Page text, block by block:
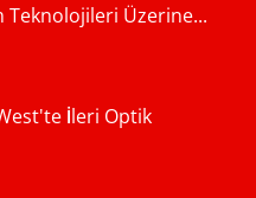
Teknolojileri Üzerine...
İleri Optik